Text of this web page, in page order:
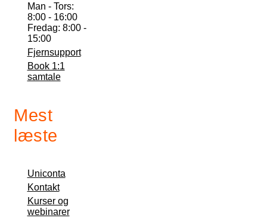
Man - Tors:
8:00 - 16:00
Fredag: 8:00 -
15:00
Fjernsupport
Book 1:1
samtale
Mest
læste
Uniconta
Kontakt
Kurser og
webinarer